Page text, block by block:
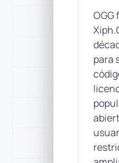
OGG
para